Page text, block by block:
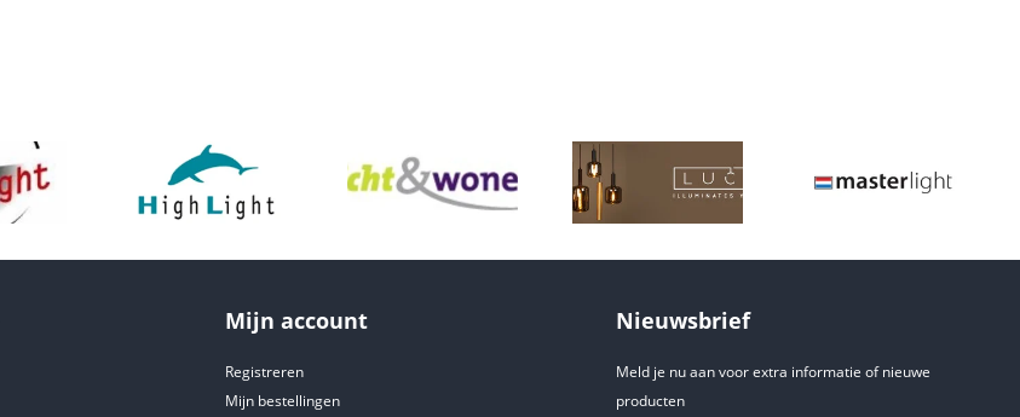
Mijn account
Registreren
Mijn bestellingen
Nieuwsbrief
Meld je nu aan voor extra informatie of nieuwe
producten